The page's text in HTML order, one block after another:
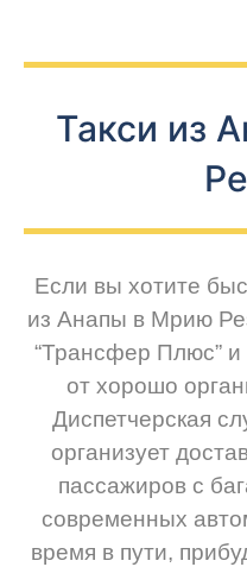
Такси из
Если вы хотите
из Анапы в Мрию
“Трансфер Плюс” и
от хорошо
Диспетчерская
организует
пассажиров с
современных
время в пути,